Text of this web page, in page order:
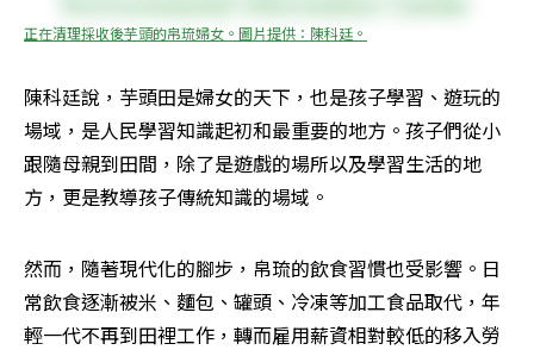
正在清理採收後芋頭的帛琉婦女。圖片提供：陳科廷。
陳科廷說，芋頭田是婦女的天下，也是孩子學習、遊玩的
場域，是人民學習知識起初和最重要的地方。孩子們從小
跟隨母親到田間，除了是遊戲的場所以及學習生活的地
方，更是教導孩子傳統知識的場域。
然而，隨著現代化的腳步，帛琉的飲食習慣也受影響。日
常飲食逐漸被米、麵包、罐頭、冷凍等加工食品取代，年
輕一代不再到田裡工作，轉而雇用薪資相對較低的移入勞